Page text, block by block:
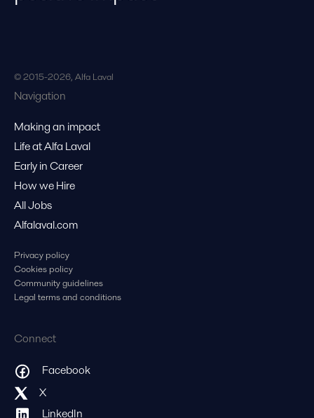
© 2015-2026, Alfa Laval
Navigation
Making an impact
Life at Alfa Laval
Early in Career
How we Hire
All Jobs
Alfalaval.com
Privacy policy
Cookies policy
Community guidelines
Legal terms and conditions
Connect
Facebook
X
LinkedIn